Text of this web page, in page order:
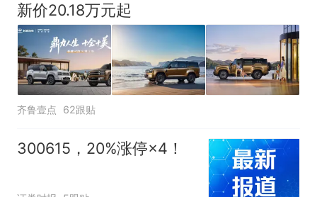
新价20.18万元起
齐鲁壹点 62跟贴
300615，20%涨停×4！